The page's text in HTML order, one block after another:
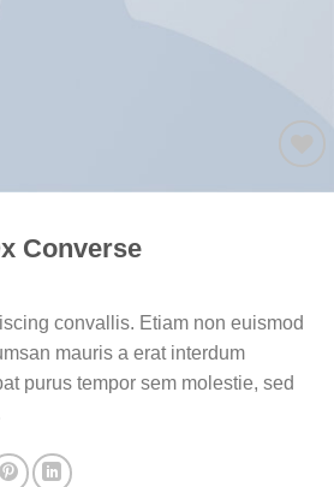
Add to
Converse
convallis. Etiam non euismod
mauris a erat interdum
purus tempor sem molestie, sed